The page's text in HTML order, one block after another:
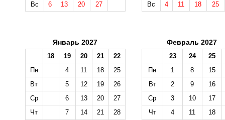
Вс
6 13 20 27
Вс
4 11 18 25
Январь 2027
18 19 20 21
22
Пн
4 11 18
25
Вт
5 12 19
26
Ср
6 13 20
27
Чт
7 14 21
28
Февраль 2027
23 24
25
Пн
1 8
15
Вт
2 9
16
Ср
3 10
17
Чт
4 11
18